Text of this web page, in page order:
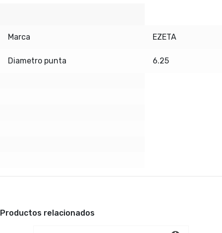
Marca EZETA
Diametro punta 6.25
Productos relacionados